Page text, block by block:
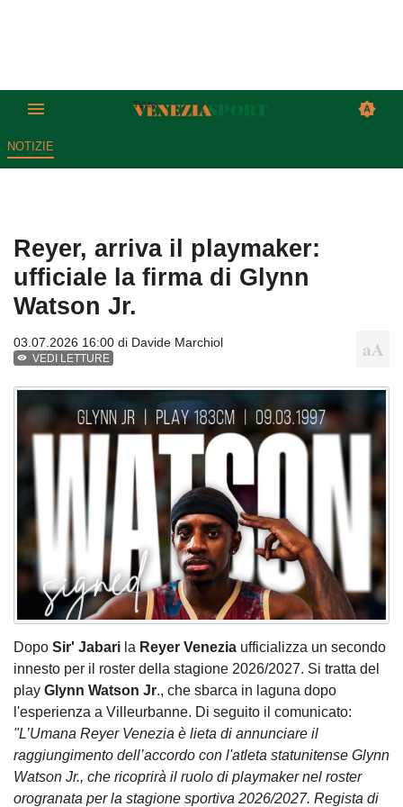
NOTIZIE
Reyer, arriva il playmaker:
ufficiale la firma di Glynn
Watson Jr.
03.07.2026 16:00 di Davide Marchiol
VEDI LETTURE
Dopo Sir' Jabari la Reyer Venezia ufficializza un secondo
innesto per il roster della stagione 2026/2027. Si tratta del
play Glynn Watson Jr., che sbarca in laguna dopo
l'esperienza a Villeurbanne. Di seguito il comunicato:
"L’Umana Reyer Venezia è lieta di annunciare il
raggiungimento dell’accordo con l'atleta statunitense Glynn
Watson Jr., che ricoprirà il ruolo di playmaker nel roster
orogranata per la stagione sportiva 2026/2027. Regista di